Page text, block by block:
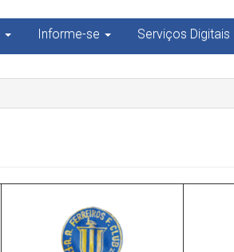
Informe-se Serviços Digitais